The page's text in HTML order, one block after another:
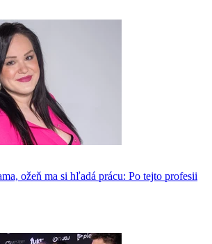
ožeň ma si hľadá prácu: Po tejto profesii